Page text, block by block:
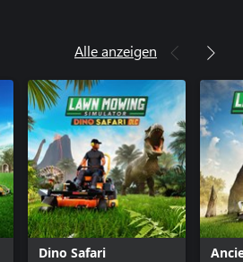
Alle anzeigen
Dino Safari